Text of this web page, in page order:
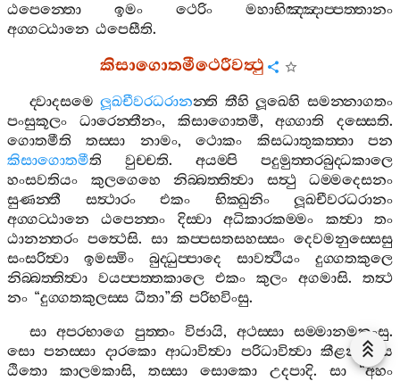
ඨපෙන‍්තො
ඉමං ථෙරිං
මහාභිඤ‍්ඤාප‍්පත‍්තානං
අග‍්ගට‍්ඨානෙ ඨපෙසීති.
කිසාගොතමීථෙරීවත්‍ථු
ද‍්වාදසමෙ ලූඛචීවරධරානන‍්ති තීහි ලූඛෙහි සමන‍්නාගතං
පංසුකූලං
ධාරෙන‍්තීනං, කිසාගොතමී,අග‍්ගාති දස‍්සෙති.
ගොතමීති
තස‍්සා නාමං,ථොකං කිසධාතුකත‍්තා
පන
කිසාගොතමීති වුච‍්චති. අයම‍්පි
පදුමුත‍්තරබුද‍්ධකාලෙ
හංසවතියං
කුලගෙහෙ නිබ‍්බත‍්තිත්‍වා සත්‍ථු
ධම‍්මදෙසනං
සුණන‍්තී
සත්‍ථාරං එකං භික‍්ඛුනිං
ලූඛචීවරධරානං
අග‍්ගට‍්ඨානෙ
ඨපෙන‍්තං දිස‍්වා අධිකාරකම‍්මං කත්‍වා
තං
ඨානන‍්තරං පත්‍ථෙසි. සා කප‍්පසතසහස‍්සං දෙවමනුස‍්සෙසු
සංසරිත්‍වා
ඉමස‍්මිං බුද‍්ධුප‍්පාදෙ සාවත්‍ථියං
දුග‍්ගතකුලෙ
නිබ‍්බත‍්තිත්‍වා
වයප‍්පත‍්තකාලෙ එකං කුලං අගමාසි. තත්‍ථ
නං “දුග‍්ගතකුලස‍්ස ධීතා”ති පරිභවිංසු.
සා අපරභාගෙ පුත‍්තං විජායි, අථස‍්සා සම‍්මානමකංසු.
සො පනස‍්සා දාරකො ආධාවිත්‍වා පරිධාවිත්‍වා කීළනවයෙ
ඨිතො
කාලමකාසි, තස‍්සා සොකො උදපාදි. සා “අහං